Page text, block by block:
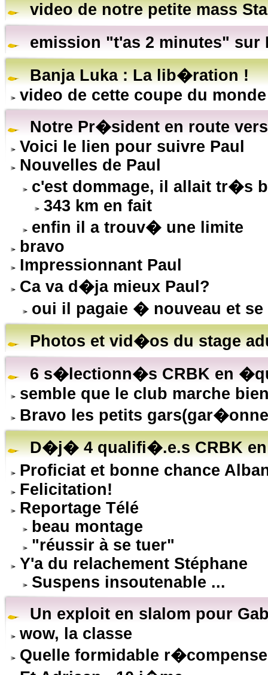
video de notre petite mass
emission "t'as 2 minutes" sur
Banja Luka : La lib�ration !
video de cette coupe du monde
Notre Pr�sident en route
Voici le lien pour suivre Paul
Nouvelles de Paul
c'est dommage, il allait tr�s
343 km en fait
enfin il a trouv� une limite
bravo
Impressionnant Paul
Ca va d�ja mieux Paul?
oui il pagaie � nouveau et
Photos et vid�os du stage
6 s�lectionn�s CRBK en
semble que le club marche
Bravo les petits
D�j� 4 qualifi�.e.s CRBK
Proficiat et bonne chance
Felicitation!
Reportage Télé
beau montage
"réussir à se tuer"
Y'a du relachement Stéphane
Suspens insoutenable ...
Un exploit en slalom pour
wow, la classe
Quelle formidable